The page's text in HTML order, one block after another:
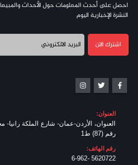
احصل على أحدث المعلومات حول الأحداث
النشرة الإخبارية اليوم
العنوان:
العنوان، الأردن-عمان- شارع الملكة رانيا-
رقم (87) ط1
رقم الهاتف:
5620722 -6-962